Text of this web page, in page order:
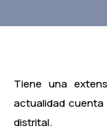
Tiene una
actualidad cuenta
distrital.